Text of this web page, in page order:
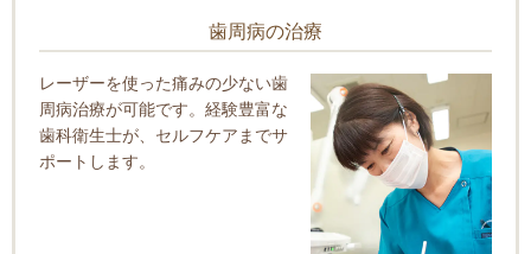
歯周病の治療
レーザーを使った痛みの少ない歯
周病治療が可能です。経験豊富な
歯科衛生士が、セルフケアまでサ
ポートします。